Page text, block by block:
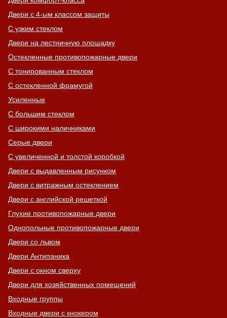
Двери с 4-ым классом защиты
С узким стеклом
Двери на лестничную площадку
Остекленные противопожарные двери
С тонированным стеклом
С остекленной фрамугой
Усиленные
С большим стеклом
С широкими наличниками
Серые двери
С увеличенной и толстой коробкой
Двери с выдавленным рисунком
Двери с витражным остеклением
Двери с английской решеткой
Глухие противопожарные двери
Однопольные противопожарные двери
Двери со львом
Двери Антипаника
Двери с окном сверху
Двери для хозяйственных помещений
Входные группы
Входные двери с кнокером